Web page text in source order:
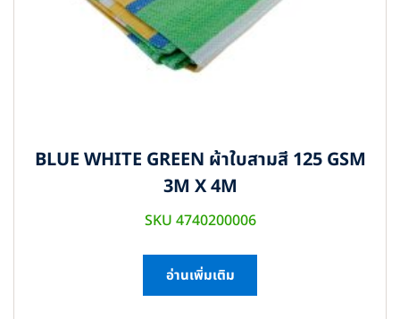
BLUE WHITE GREEN ผ้าใบสามสี 125 GSM
3M X 4M
SKU 4740200006
อ่านเพิ่มเติม